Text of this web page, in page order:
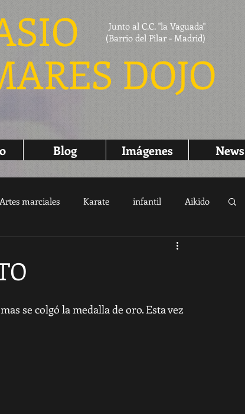
DOJO
Junto al C.C. "la Vaguada"
(Barrio del Pilar - Madrid)
Blog Imágenes News
Artes marciales Karate infantil Aikido
se colgó la medalla de oro. Esta vez